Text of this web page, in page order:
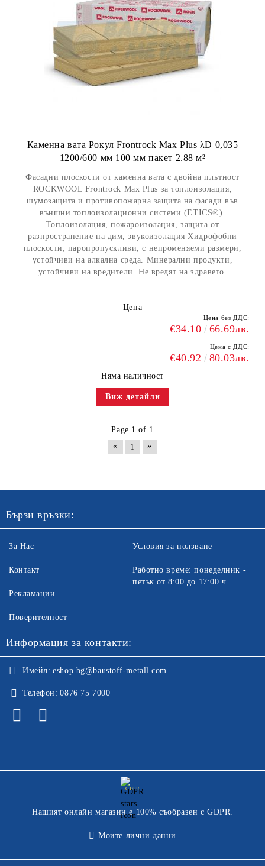
Каменна вата Рокул Frontrock Max Plus λD 0,035
1200/600 мм 100 мм пакет 2.88 м²
Фасадни плоскости от каменна вата с двойна плътност
ROCKWOOL Frontrock Max Plus за топлоизолация,
шумозащита и противопожарна защита на фасади във
външни топлоизолационни системи (ETICS®).
Топлоизолация, пожароизолация, защита от
разпространение на дим, звукоизолация Хидрофобни
плоскости; паропропускливи, с непроменяеми размери,
устойчиви на алкална среда. Минерални продукти,
устойчиви на вредители. Не вредят на здравето.
Цена
Цена без ДДС:
€34.10 66.69лв.
Цена с ДДС:
€40.92 80.03лв.
Няма наличност
Виж детайли
Page 1 of 1
«
1 »
Бързи връзки:
За Нас
Контакт
Рекламации
Поверителност
Условия за ползване
Работно време: понеделник -
петък от 8:00 до 17:00 ч.
Информация за контакти:
Имейл: eshop.bg@baustoff-metall.com
Телефон: 0876 75 7000
GDPR
Нашият онлайн магазин е 100% съобразен с GDPR.
Моите лични данни